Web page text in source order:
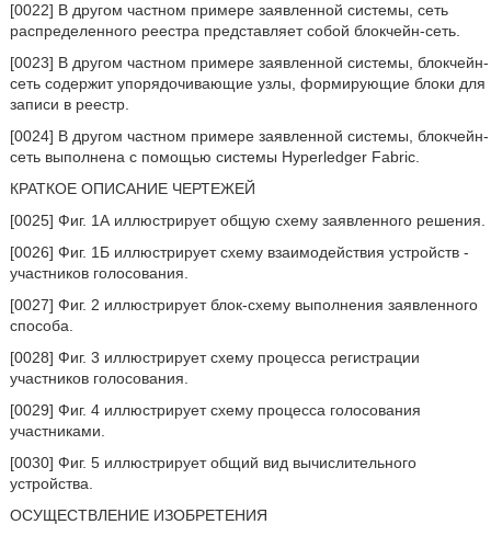
[0022] В другом частном примере заявленной системы, сеть
распределенного реестра представляет собой блокчейн-сеть.
[0023] В другом частном примере заявленной системы, блокчейн-
сеть содержит упорядочивающие узлы, формирующие блоки для
записи в реестр.
[0024] В другом частном примере заявленной системы, блокчейн-
сеть выполнена с помощью системы Hyperledger Fabric.
КРАТКОЕ ОПИСАНИЕ ЧЕРТЕЖЕЙ
[0025] Фиг. 1А иллюстрирует общую схему заявленного решения.
[0026] Фиг. 1Б иллюстрирует схему взаимодействия устройств -
участников голосования.
[0027] Фиг. 2 иллюстрирует блок-схему выполнения заявленного
способа.
[0028] Фиг. 3 иллюстрирует схему процесса регистрации
участников голосования.
[0029] Фиг. 4 иллюстрирует схему процесса голосования
участниками.
[0030] Фиг. 5 иллюстрирует общий вид вычислительного
устройства.
ОСУЩЕСТВЛЕНИЕ ИЗОБРЕТЕНИЯ